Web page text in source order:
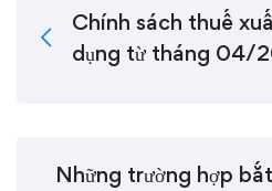
Chính sách thuế
dụng từ tháng 04/
Những trường hợp